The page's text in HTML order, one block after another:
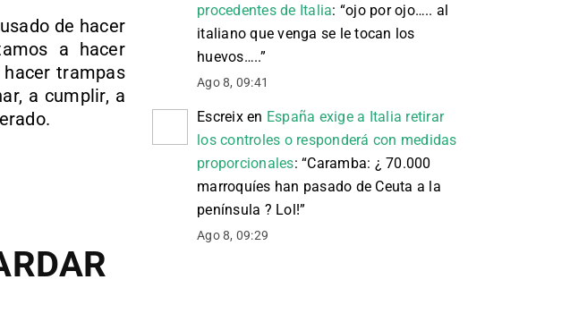
de hacer
a hacer
trampas
a cumplir, a
procedentes de Italia: “ojo por ojo….. al
italiano que venga se le tocan los
huevos…..”
Ago 8, 09:41
Escreixen España exige a Italia retirar
los controles o responderá con medidas
proporcionales: “Caramba: ¿ 70.000
marroquíes han pasado de Ceuta a la
península ? Lol!”
Ago 8, 09:29